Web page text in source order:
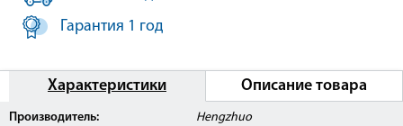
Гарантия 1 год
Характеристики Описание товара
Производитель:
Hengzhuo